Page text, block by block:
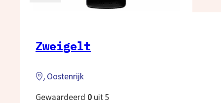
Zweigelt
, Oostenrijk
Gewaardeerd 0 uit 5